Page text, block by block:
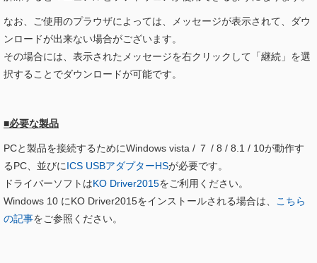
なお、ご使用のプラウザによっては、メッセージが表示されて、ダウ
ンロードが出来ない場合がございます。
その場合には、表示されたメッセージを右クリックして「継続」を選
択することでダウンロードが可能です。
■必要な製品
PCと製品を接続するためにWindows vista / ７ / 8 / 8.1 / 10が動作す
るPC、並びにICS USBアダプターHSが必要です。
ドライバーソフトはKO Driver2015をご利用ください。
Windows 10 にKO Driver2015をインストールされる場合は、
こちら
の記事をご参照ください。